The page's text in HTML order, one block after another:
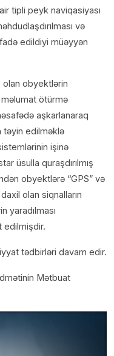
tipli peyk naviqasiyası
və
edildiyi müəyyən
olan obyektlərin
ötürmə
aşkarlanaraq
təyin edilməklə
işinə
üsulla quraşdırılmış
obyektlərə “GPS” və
olan siqnalların
yaradılması
edilmişdir.
tədbirləri davam edir.
Mətbuat